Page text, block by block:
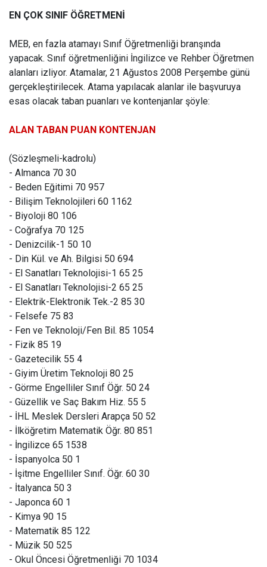
EN ÇOK SINIF ÖĞRETMENİ
MEB, en fazla atamayı Sınıf Öğretmenliği branşında
yapacak. Sınıf öğretmenliğini İngilizce ve Rehber Öğretmen
alanları izliyor. Atamalar, 21 Ağustos 2008 Perşembe günü
gerçekleştirilecek. Atama yapılacak alanlar ile başvuruya
esas olacak taban puanları ve kontenjanlar şöyle:
ALAN TABAN PUAN KONTENJAN
(Sözleşmeli-kadrolu)
- Almanca 70 30
- Beden Eğitimi 70 957
- Bilişim Teknolojileri 60 1162
- Biyoloji 80 106
- Coğrafya 70 125
- Denizcilik-1 50 10
- Din Kül. ve Ah. Bilgisi 50 694
- El Sanatları Teknolojisi-1 65 25
- El Sanatları Teknolojisi-2 65 25
- Elektrik-Elektronik Tek.-2 85 30
- Felsefe 75 83
- Fen ve Teknoloji/Fen Bil. 85 1054
- Fizik 85 19
- Gazetecilik 55 4
- Giyim Üretim Teknoloji 80 25
- Görme Engelliler Sınıf Öğr. 50 24
- Güzellik ve Saç Bakım Hiz. 55 5
- İHL Meslek Dersleri Arapça 50 52
- İlköğretim Matematik Öğr. 80 851
- İngilizce 65 1538
- İspanyolca 50 1
- İşitme Engelliler Sınıf. Öğr. 60 30
- İtalyanca 50 3
- Japonca 60 1
- Kimya 90 15
- Matematik 85 122
- Müzik 50 525
- Okul Öncesi Öğretmenliği 70 1034